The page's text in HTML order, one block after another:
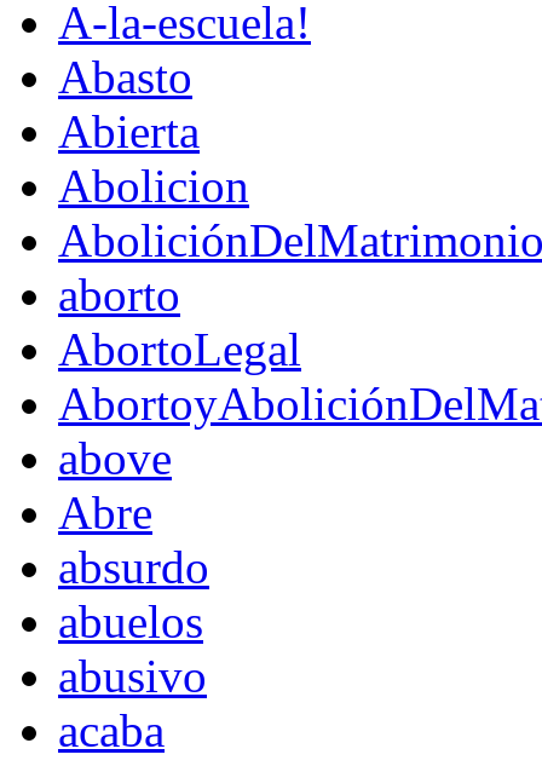
A-la-escuela!
Abasto
Abierta
Abolicion
aborto
AbortoLegal
above
Abre
absurdo
abuelos
abusivo
acaba